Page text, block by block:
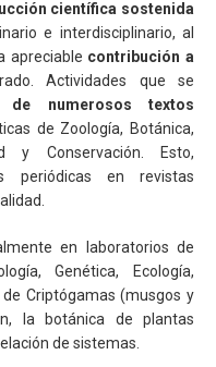
científica sostenida
e interdisciplinario, al
apreciable contribución a
Actividades que se
de numerosos textos
de Zoología, Botánica,
y Conservación. Esto,
periódicas en revistas
en laboratorios de
Genética, Ecología,
Criptógamas (musgos y
la botánica de plantas
de sistemas.